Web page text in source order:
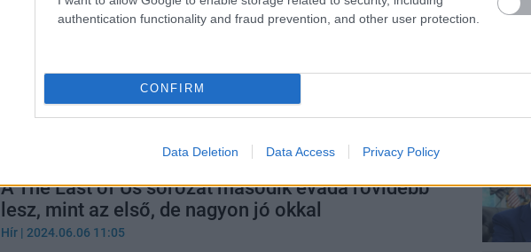
authentication functionality and fraud prevention, and other user protection.
CONFIRM
Data Deletion Data Access Privacy Policy
mindenkinek kellene
Apró dolognak tűnhet, de nagyon fontos üzenete van annak, hogy a
A The Last of Us sorozat második évada rövidebb
lesz, mint az első, de nagyon jó okkal
Hír | 2024.06.06 11:05